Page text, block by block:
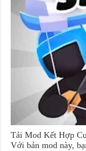
Tải Mod Kết Hợp
Với bản mod này,